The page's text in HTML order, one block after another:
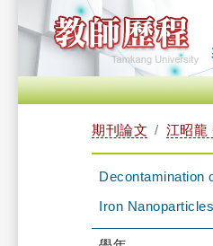
期刊論文 江昭龍
Decontamination
Iron Nanoparticles